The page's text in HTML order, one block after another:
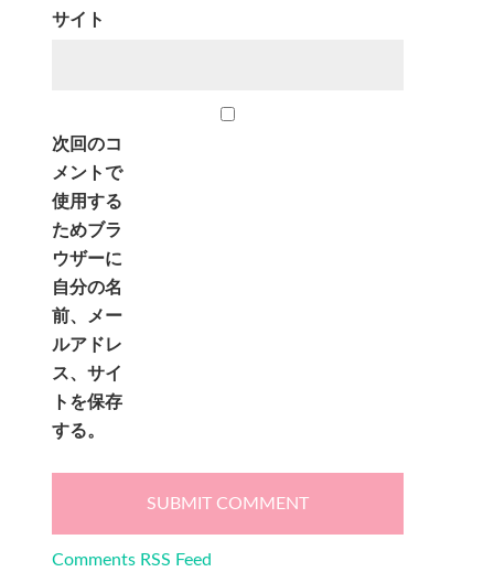
サイト
次回のコ
メントで
使用する
ためブラ
ウザーに
自分の名
前、メー
ルアドレ
ス、サイ
トを保存
する。
Comments RSS Feed